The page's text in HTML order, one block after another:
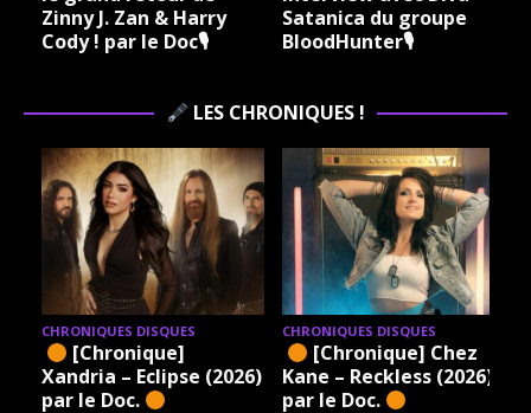
Zinny J. Zan & Harry
Cody ! par le Doc🎙
Satanica du groupe
BloodHunter🎙
LES CHRONIQUES !
CHRONIQUES DISQUES
[Chronique]
Xandria – Eclipse (2026)
par le Doc.
CHRONIQUES DISQUES
[Chronique] Chez
Kane – Reckless (2026)
par le Doc.